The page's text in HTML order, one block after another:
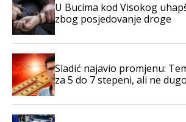
U Bucima kod Visokog
zbog posjedovanje droge
Sladić najavio promjenu:
za 5 do 7 stepeni, ali ne dugo